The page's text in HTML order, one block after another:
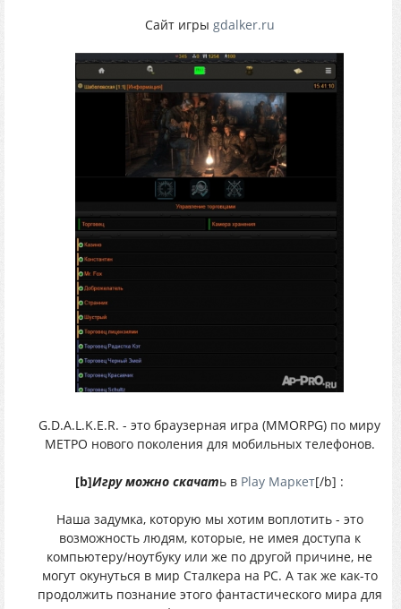
Сайт игры gdalker.ru
G.D.A.L.K.E.R. - это браузерная игра (MMORPG) по миру
МЕТРО нового поколения для мобильных телефонов.
[b]Игру можно скачать в Play Маркет[/b] :
Наша задумка, которую мы хотим воплотить - это
возможность людям, которые, не имея доступа к
компьютеру/ноутбуку или же по другой причине, не
могут окунуться в мир Сталкера на PC. А так же как-то
продолжить познание этого фантастического мира для